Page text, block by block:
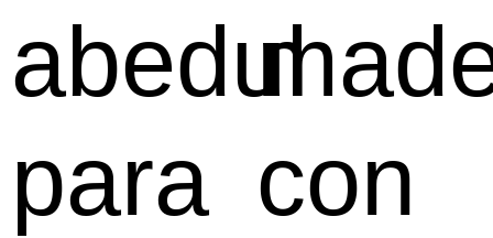
abedul
para con